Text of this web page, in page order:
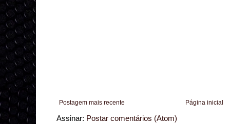
Postagem mais recente Página inicial
Assinar: Postar comentários (Atom)